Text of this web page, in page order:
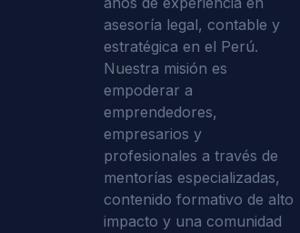
asesoría legal, contable y
estratégica en el Perú.
Nuestra misión es
empoderar a
emprendedores,
empresarios y
profesionales a través de
mentorías especializadas,
contenido formativo de alto
impacto y una comunidad